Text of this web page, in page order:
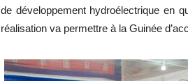
de développement hydroélectrique en
réalisation va permettre à la Guinée